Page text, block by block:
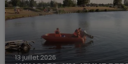
13 juillet 2026